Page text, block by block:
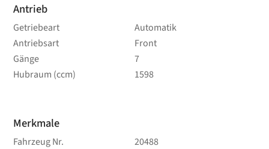
Antrieb
Getriebeart
Automatik
Antriebsart
Front
Gänge
7
Hubraum (ccm)
1598
Merkmale
Fahrzeug Nr.
20488